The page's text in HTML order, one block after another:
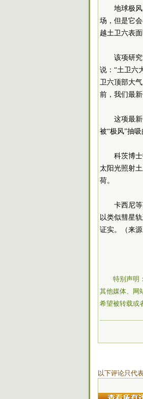
地球极
场，但是它
越土卫六表
该项研
说：“土卫六
卫六顶部大
前，我们最
这项最
被“极风”抽
科茨博
太阳光照射
荷。
卡西尼
以类似彗星
证实。（来源
特别声明
其他媒体、网
希望被转载或
以下评论只代